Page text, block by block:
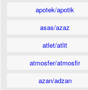
apotek/apotik
asas/azaz
atlet/atlit
atmosfer/atmosfir
azan/adzan